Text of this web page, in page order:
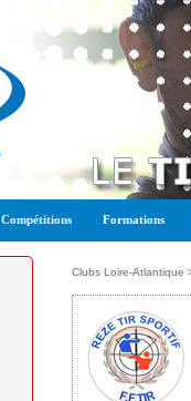
Compétitions Formations
Clubs Loire-Atlantique